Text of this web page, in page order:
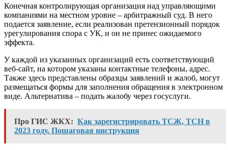
Конечная контролирующая организация над управляющими
компаниями на местном уровне – арбитражный суд. В него
подается заявление, если реализован претензионный порядок
урегулирования спора с УК, и он не принес ожидаемого
эффекта.
У каждой из указанных организаций есть соответствующий
веб-сайт, на котором указаны контактные телефоны, адрес.
Также здесь представлены образцы заявлений и жалоб, могут
размещаться формы для заполнения обращения в электронном
виде. Альтернатива – подать жалобу через госуслуги.
Про ГИС ЖКХ: Как зарегистрировать ТСЖ, ТСН в
2023 году. Пошаговая инструкция